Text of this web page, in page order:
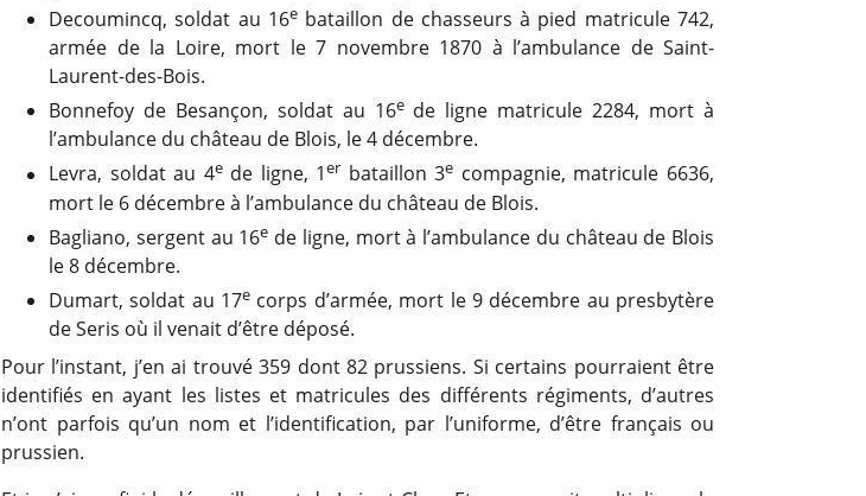
Decoumincq, soldat au 16ebataillon de chasseurs à pied matricule 742,
armée de la Loire, mort le 7 novembre 1870 à l’ambulance de Saint-
Laurent-des-Bois.
Bonnefoy de Besançon, soldat au 16ede ligne matricule 2284, mort à
l’ambulance du château de Blois, le 4 décembre.
Levra, soldat au 4ede ligne, 1er bataillon 3e compagnie, matricule 6636,
mort le 6 décembre à l’ambulance du château de Blois.
Bagliano, sergent au 16e de ligne, mort à l’ambulance du château de Blois
le 8 décembre.
Dumart, soldat au 17e corps d’armée, mort le 9 décembre au presbytère
de Seris où il venait d’être déposé.
Pour l’instant, j’en ai trouvé 359 dont 82 prussiens. Si certains pourraient être
identifiés en ayant les listes et matricules des différents régiments, d’autres
n’ont parfois qu’un nom et l’identification, par l’uniforme, d’être français ou
prussien.